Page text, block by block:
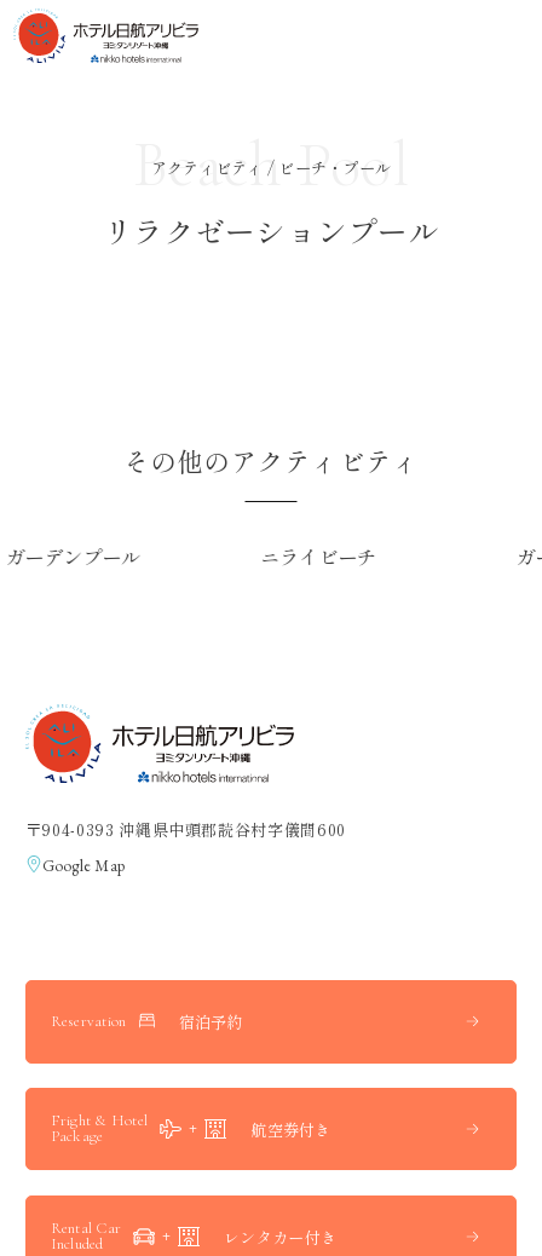
Beach Pool
アクティビティ / ビーチ・プール
リラクゼーションプール
その他のアクティビティ
ーデンプール ニライビーチ ガ
〒904-0393 沖縄県中頭郡読谷村字儀間600
Google Map
Reservation 宿泊予約
Fright & Hotel
Package
航空券付き
Rental Car
Included
レンタカー付き